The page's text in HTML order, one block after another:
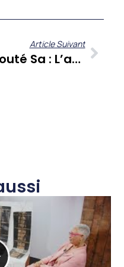
Article Suivant
Kouté Sa : L’association Protéa Décrypte La 9ème Édition Du Festival « Les Révoltés Du Monde » En Martinique